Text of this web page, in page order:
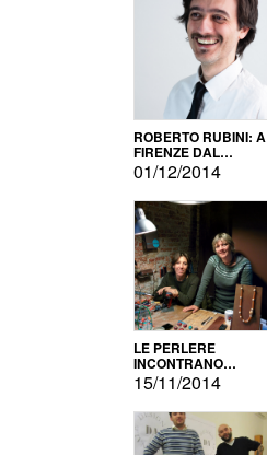
ROBERTO RUBINI: A
FIRENZE DAL
PRODOTTO ALLA
PROMOZIONE
01/12/2014
LE PERLERE
INCONTRANO
L'AUTOPRODUZIONE
15/11/2014